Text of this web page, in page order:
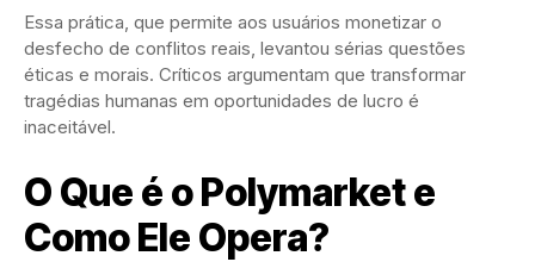
Essa prática, que permite aos usuários monetizar o
desfecho de conflitos reais, levantou sérias questões
éticas e morais. Críticos argumentam que transformar
tragédias humanas em oportunidades de lucro é
inaceitável.
O Que é o Polymarket e
Como Ele Opera?